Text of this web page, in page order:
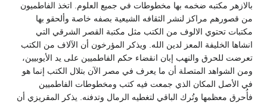
بالازهر مكتبه ضخمه بها مخطوطات في جميع العلوم. اتخذ الفاطميون
من قصورهم مراكز لنشر الثقافه الشيعية بصفه خاصة وألحقو بها
مكتبات تحتوي الالوف من الكتب مثل مكتبة القصر الشرقي التي
انشاها الخليفة المعز لدين الله. ويذكر المؤرخون أن الآلاف من الكتب
تعرضت للحرق والنهب إبان انقضاء حكم الفاطميين على يد الأيوبيين،
ومن الشواهد المتصلة أن ما يعرف في مصر الآن بتلال الكتب إنما هو
في الأصل المكان الذي جمعت فيه كتب ومخطوطات الفاطميين
فأُحرق معظمها وتُرك الباقي لتغطيه الرمال وتدفنه. يذكر المقريزي أن